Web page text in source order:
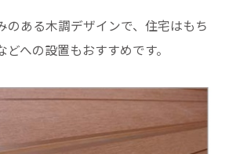
のある木調デザインで、住宅はもち
への設置もおすすめです。